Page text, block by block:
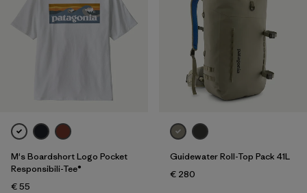
M's Boardshort Logo Pocket
Responsibili-Tee®
€ 55
Guidewater Roll-Top Pack 41L
€ 280